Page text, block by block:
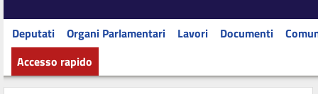
Deputati Organi Parlamentari Lavori Documenti
Accesso rapido